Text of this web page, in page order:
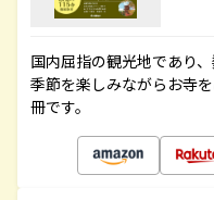
国内屈指の観光地であり
季節を楽しみながらお寺
冊です。